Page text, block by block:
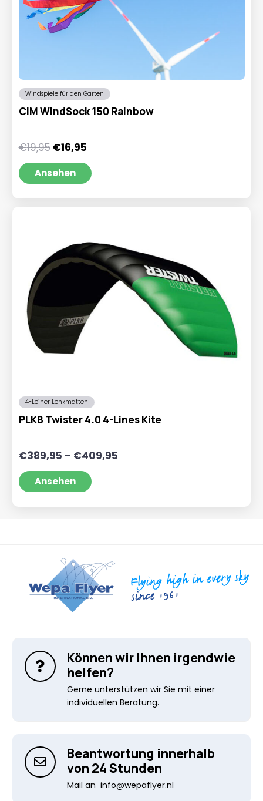
Windspiele für den Garten
CiM WindSock 150 Rainbow
€19,95 Ursprünglicher
Preis
war:
€19,95
€16,95Aktueller
ist:
€16,95.
Ansehen
4-Leiner Lenkmatten
PLKB Twister 4.0 4-Lines Kite
€389,95 – €409,95Preisspanne:
Ansehen
Können wir Ihnen irgendwie
helfen?
Gerne unterstützen wir Sie mit einer
individuellen Beratung.
Beantwortung innerhalb
von 24 Stunden
Mail an info@wepaflyer.nl